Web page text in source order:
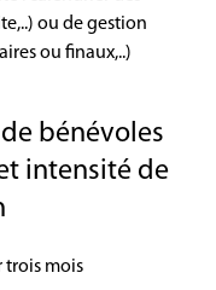
ou de gestion
ou finaux,..)
bénévoles
intensité de
trois mois